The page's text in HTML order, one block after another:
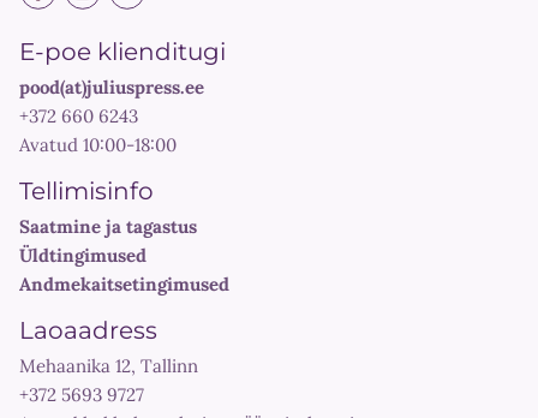
E-poe klienditugi
pood(at)juliuspress.ee
+372 660 6243
Avatud 10:00-18:00
Tellimisinfo
Saatmine ja tagastus
Üldtingimused
Andmekaitsetingimused
Laoaadress
Mehaanika 12, Tallinn
+372 5693 9727